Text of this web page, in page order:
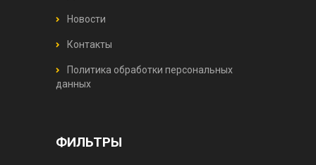
Новости
Контакты
Политика обработки персональных
данных
ФИЛЬТРЫ